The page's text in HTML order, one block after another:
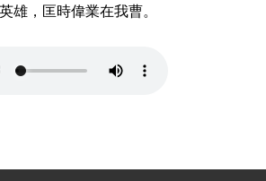
雄，匡時偉業在我曹。